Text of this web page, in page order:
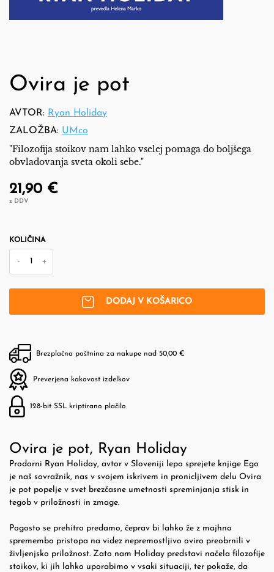
Ovira je pot
AVTOR: Ryan Holiday
ZALOŽBA: UMco
"Filozofija stoikov nam lahko vselej pomaga do boljšega
obvladovanja sveta okoli sebe."
21,90 €
z DDV
KOLIČINA
- +
DODAJ V KOŠARICO
Brezplačna poštnina za nakupe nad 50,00 €
Preverjena kakovost izdelkov
128-bit SSL kriptirano plačilo
Ovira je pot, Ryan Holiday
Prodorni Ryan Holiday, avtor v Sloveniji lepo sprejete knjige Ego
je naš sovražnik, nas v svojem iskrivem in pronicljivem delu Ovira
je pot popelje v svet brezčasne umetnosti spreminjanja stisk in
tegob v priložnosti in zmage.
Pogosto se prehitro predamo, čeprav bi lahko že z majhno
spremembo pristopa na videz nepremostljivo oviro preobrnili v
življenjsko priložnost. Zato nam Holiday predstavi načela filozofije
stoikov, ki jih lahko uporabimo v vsaki situaciji, ter pokaže, da